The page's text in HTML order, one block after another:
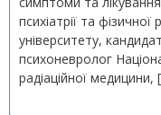
психіатрії та
університету,
психоневролог
радіаційної медицини,